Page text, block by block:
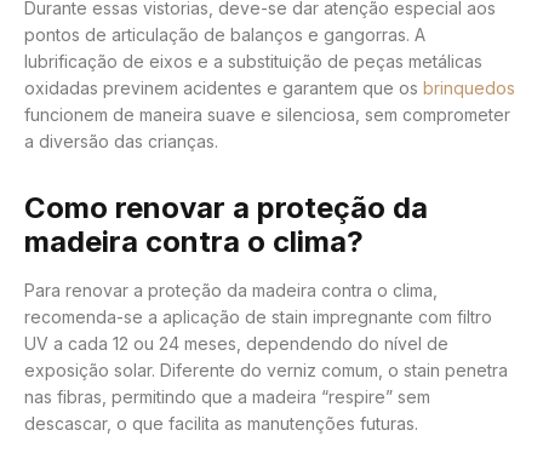
Durante essas vistorias, deve-se dar atenção especial aos
pontos de articulação de balanços e gangorras. A
lubrificação de eixos e a substituição de peças metálicas
oxidadas previnem acidentes e garantem que os brinquedos
funcionem de maneira suave e silenciosa, sem comprometer
a diversão das crianças.
Como renovar a proteção da
madeira contra o clima?
Para renovar a proteção da madeira contra o clima,
recomenda-se a aplicação de stain impregnante com filtro
UV a cada 12 ou 24 meses, dependendo do nível de
exposição solar. Diferente do verniz comum, o stain penetra
nas fibras, permitindo que a madeira “respire” sem
descascar, o que facilita as manutenções futuras.